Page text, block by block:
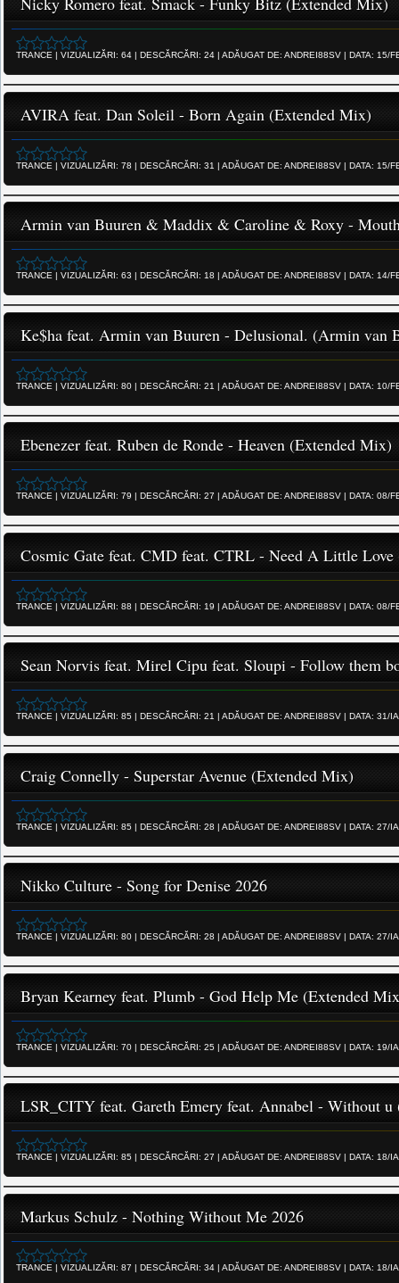
TRANCE | VIZUALIZĂRI: 64 | DESCĂRCĂRI: 24 | ADĂUGAT DE: ANDREI88SV | DATA: 15/
AVIRA feat. Dan Soleil - Born Again (Extended Mix)
TRANCE | VIZUALIZĂRI: 78 | DESCĂRCĂRI: 31 | ADĂUGAT DE: ANDREI88SV | DATA: 15/
Armin van Buuren & Maddix & Caroline & Roxy -
TRANCE | VIZUALIZĂRI: 63 | DESCĂRCĂRI: 18 | ADĂUGAT DE: ANDREI88SV | DATA: 14/
Ke$ha feat. Armin van Buuren - Delusional. (Armin van
TRANCE | VIZUALIZĂRI: 80 | DESCĂRCĂRI: 21 | ADĂUGAT DE: ANDREI88SV | DATA: 10/
Ebenezer feat. Ruben de Ronde - Heaven (Extended Mix)
TRANCE | VIZUALIZĂRI: 79 | DESCĂRCĂRI: 27 | ADĂUGAT DE: ANDREI88SV | DATA: 08/
Cosmic Gate feat. CMD feat. CTRL - Need A Little
TRANCE | VIZUALIZĂRI: 88 | DESCĂRCĂRI: 19 | ADĂUGAT DE: ANDREI88SV | DATA: 08/
Sean Norvis feat. Mirel Cipu feat. Sloupi - Follow them
TRANCE | VIZUALIZĂRI: 85 | DESCĂRCĂRI: 21 | ADĂUGAT DE: ANDREI88SV | DATA: 31/
Craig Connelly - Superstar Avenue (Extended Mix)
TRANCE | VIZUALIZĂRI: 85 | DESCĂRCĂRI: 28 | ADĂUGAT DE: ANDREI88SV | DATA: 27/
Nikko Culture - Song for Denise 2026
TRANCE | VIZUALIZĂRI: 80 | DESCĂRCĂRI: 28 | ADĂUGAT DE: ANDREI88SV | DATA: 27/
Bryan Kearney feat. Plumb - God Help Me (Extended
TRANCE | VIZUALIZĂRI: 70 | DESCĂRCĂRI: 25 | ADĂUGAT DE: ANDREI88SV | DATA: 19/
LSR_CITY feat. Gareth Emery feat. Annabel - Without
TRANCE | VIZUALIZĂRI: 85 | DESCĂRCĂRI: 27 | ADĂUGAT DE: ANDREI88SV | DATA: 18/
Markus Schulz - Nothing Without Me 2026
TRANCE | VIZUALIZĂRI: 87 | DESCĂRCĂRI: 34 | ADĂUGAT DE: ANDREI88SV | DATA: 18/